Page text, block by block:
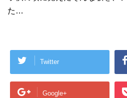
た…
Twitter
Google+